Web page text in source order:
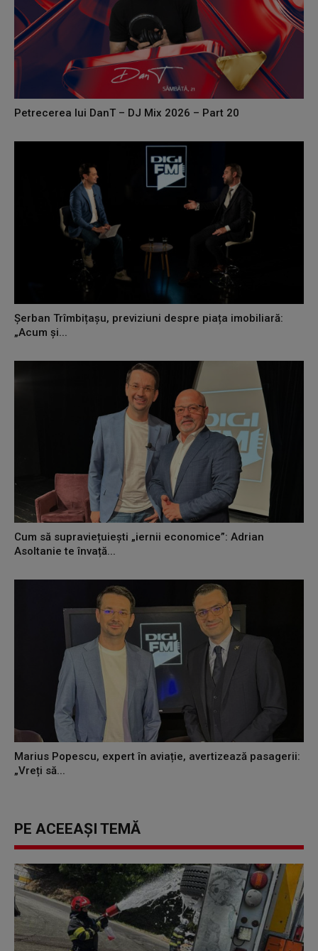
Petrecerea lui DanT – DJ Mix 2026 – Part 20
Șerban Trîmbițașu, previziuni despre piața imobiliară:
„Acum și...
Cum să supraviețuiești „iernii economice”: Adrian
Asoltanie te învață...
Marius Popescu, expert în aviație, avertizează pasagerii:
„Vreți să...
PE ACEEAȘI TEMĂ